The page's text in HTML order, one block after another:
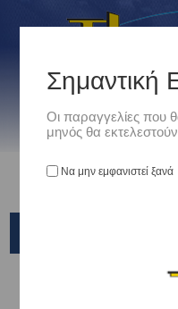
Σημαντική
Οι παραγγελίες που
μηνός θα
Να μην εμφανιστεί ξανά